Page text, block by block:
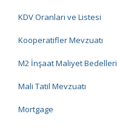
KDV Oranları ve Listesi
Kooperatifler Mevzuatı
M2 İnşaat Maliyet Bedelleri
Mali Tatil Mevzuatı
Mortgage